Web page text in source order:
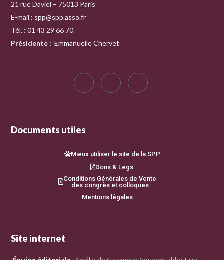
21 rue Daviel – 75013 Paris
E-mail : spp@spp.asso.fr
Tél. : 01 43 29 66 70
Présidente : Emmanuelle Chervet
Documents utiles
Mieux utiliser le site de la SPP
Dons & Legs
Conditions Générales de Vente
des congrès et colloques
Mentions légales
Site internet